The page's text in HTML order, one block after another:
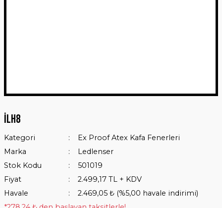
İLH8
Kategori
Ex Proof Atex Kafa Fenerleri
Marka
Ledlenser
Stok Kodu
501019
Fiyat
2.499,17 TL + KDV
Havale
2.469,05 ₺ (%5,00 havale indirimi)